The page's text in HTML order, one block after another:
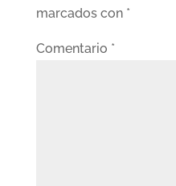
marcados con *
Comentario *